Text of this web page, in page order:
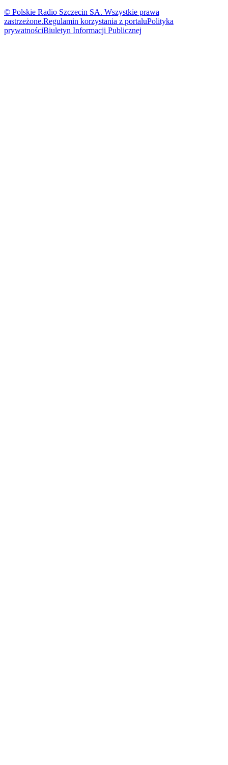
© Polskie Radio Szczecin SA. Wszystkie prawa
zastrzeżone.Regulamin korzystania z portaluPolityka
prywatnościBiuletyn Informacji Publicznej